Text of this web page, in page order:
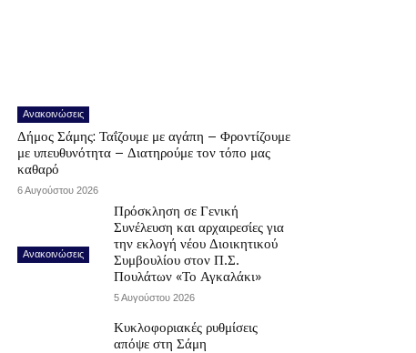
Ανακοινώσεις
Δήμος Σάμης: Ταΐζουμε με αγάπη – Φροντίζουμε
με υπευθυνότητα – Διατηρούμε τον τόπο μας
καθαρό
6 Αυγούστου 2026
Ανακοινώσεις
Πρόσκληση σε Γενική
Συνέλευση και αρχαιρεσίες για
την εκλογή νέου Διοικητικού
Συμβουλίου στον Π.Σ.
Πουλάτων «Το Αγκαλάκι»
5 Αυγούστου 2026
Κυκλοφοριακές ρυθμίσεις
απόψε στη Σάμη